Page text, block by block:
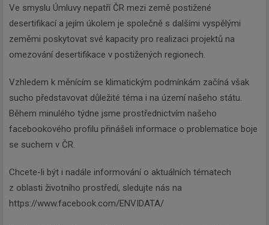
Ve smyslu Úmluvy nepatří ČR mezi země postižené
desertifikací a jejím úkolem je společně s dalšími vyspělými
zeměmi poskytovat své kapacity pro realizaci projektů na
omezování desertifikace v postižených regionech.
Vzhledem k měnícím se klimatickým podmínkám začíná však
sucho představovat důležité téma i na území našeho státu.
Během minulého týdne jsme prostřednictvím našeho
facebookového profilu přinášeli informace o problematice boje
se suchem v ČR.
Chcete-li být i nadále informování o aktuálních tématech
z oblasti životního prostředí, sledujte nás na
https://www.facebook.com/ENVIDATA/